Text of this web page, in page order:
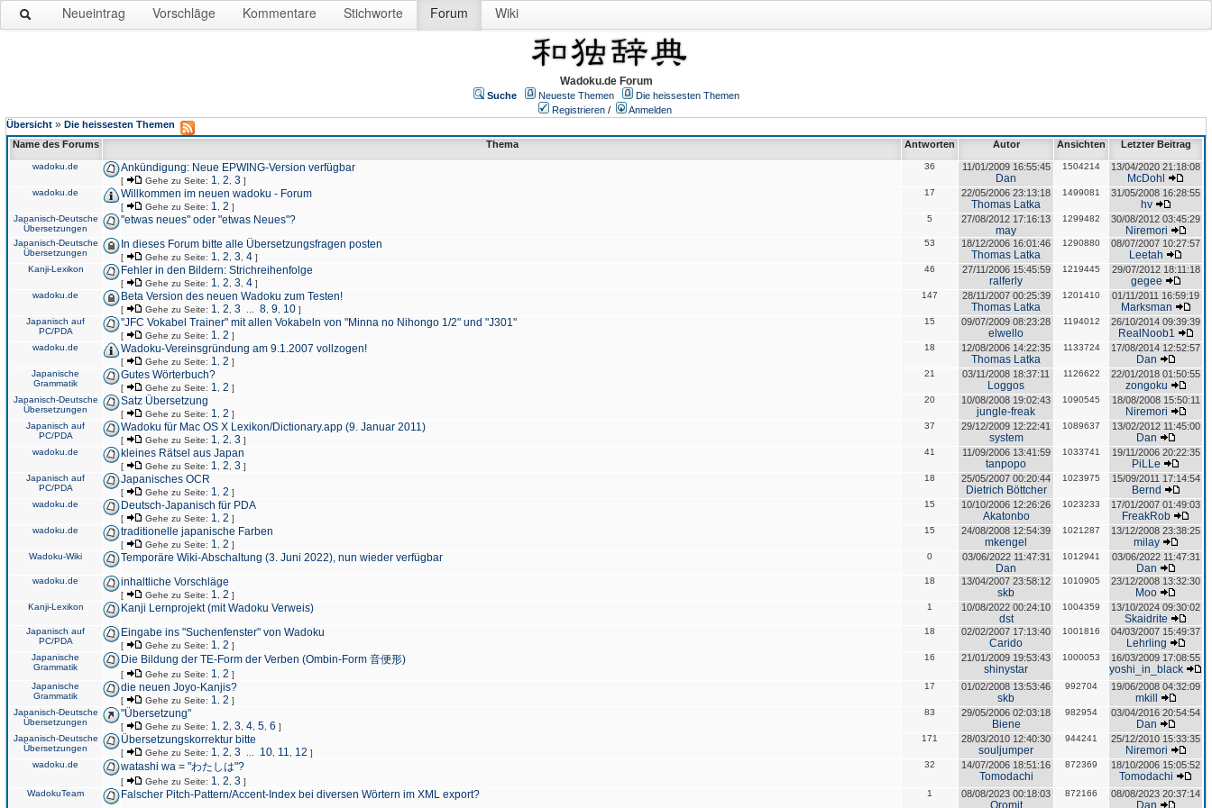
Neueintrag Vorschläge Kommentare Stichworte Forum Wiki
Wadoku.de Forum
Suche Neueste Themen
Die heissesten Themen
Registrieren /
Anmelden
Übersicht » Die heissesten Themen
Name des Forums
Thema Antworten Autor Ansichten Letzter Beitrag
wadoku.de Ankündigung: Neue EPWING-Version verfügbar
[ Gehe zu Seite: 1 2 3 ]
36 11/01/2009 16:55:45
Dan
1504214 13/04/2020 21:18:08
McDohl
wadoku.de Willkommen im neuen wadoku - Forum
[ Gehe zu Seite: 1 2 ]
17 22/05/2006 23:13:18
Thomas Latka
1499081 31/05/2008 16:28:55
hv
Japanisch-Deutsche
Übersetzungen
"etwas neues" oder "etwas Neues"? 5 27/08/2012 17:16:13
may
1299482 30/08/2012 03:45:29
Niremori
Japanisch-Deutsche
Übersetzungen
In dieses Forum bitte alle Übersetzungsfragen posten
[ Gehe zu Seite: 1 2 3 4 ]
53 18/12/2006 16:01:46
Thomas Latka
1290880 08/07/2007 10:27:57
Leetah
Kanji-Lexikon Fehler in den Bildern: Strichreihenfolge
[ Gehe zu Seite: 1 2 3 4 ]
46 27/11/2006 15:45:59
ralferly
1219445 29/07/2012 18:11:18
gegee
wadoku.de Beta Version des neuen Wadoku zum Testen!
[ Gehe zu Seite: 1 2 3 8 9 10 ]
147 28/11/2007 00:25:39
Thomas Latka
1201410 01/11/2011 16:59:19
Marksman
Japanisch auf
PC/PDA
"JFC Vokabel Trainer" mit allen Vokabeln von "Minna no Nihongo 1/2" und "J301"
[ Gehe zu Seite: 1 2 ]
15 09/07/2009 08:23:28
elwello
1194012 26/10/2014 09:39:39
RealNoob1
wadoku.de Wadoku-Vereinsgründung am 9.1.2007 vollzogen!
[ Gehe zu Seite: 1 2 ]
18 12/08/2006 14:22:35
Thomas Latka
1133724 17/08/2014 12:52:57
Dan
Japanische
Grammatik
Gutes Wörterbuch?
[ Gehe zu Seite: 1 2 ]
21 03/11/2008 18:37:11
Loggos
1126622 22/01/2018 01:50:55
zongoku
Japanisch-Deutsche
Übersetzungen
Satz Übersetzung
[ Gehe zu Seite: 1 2 ]
20 10/08/2008 19:02:43
jungle-freak
1090545 18/08/2008 15:50:11
Niremori
Japanisch auf
PC/PDA
Wadoku für Mac OS X Lexikon/Dictionary.app (9. Januar 2011)
[ Gehe zu Seite: 1 2 3 ]
37 29/12/2009 12:22:41
system
1089637 13/02/2012 11:45:00
Dan
wadoku.de kleines Rätsel aus Japan
[ Gehe zu Seite: 1 2 3 ]
41 11/09/2006 13:41:59
tanpopo
1033741 19/11/2006 20:22:35
PiLLe
Japanisch auf
PC/PDA
Japanisches OCR
[ Gehe zu Seite: 1 2 ]
18 25/05/2007 00:20:44
Dietrich Böttcher
1023975 15/09/2011 17:14:54
Bernd
wadoku.de Deutsch-Japanisch für PDA
[ Gehe zu Seite: 1 2 ]
15 10/10/2006 12:26:26
Akatonbo
1023233 17/01/2007 01:49:03
FreakRob
wadoku.de traditionelle japanische Farben
[ Gehe zu Seite: 1 2 ]
15 24/08/2008 12:54:39
mkengel
1021287 13/12/2008 23:38:25
milay
Wadoku-Wiki Temporäre Wiki-Abschaltung (3. Juni 2022), nun wieder verfügbar 0 03/06/2022 11:47:31
Dan
1012941 03/06/2022 11:47:31
Dan
wadoku.de inhaltliche Vorschläge
[ Gehe zu Seite: 1 2 ]
18 13/04/2007 23:58:12
skb
1010905 23/12/2008 13:32:30
Moo
Kanji-Lexikon Kanji Lernprojekt (mit Wadoku Verweis) 1 10/08/2022 00:24:10
dst
1004359 13/10/2024 09:30:02
Skaidrite
Japanisch auf
PC/PDA
Eingabe ins "Suchenfenster" von Wadoku
[ Gehe zu Seite: 1 2 ]
18 02/02/2007 17:13:40
Carido
1001816 04/03/2007 15:49:37
Lehrling
Japanische
Grammatik
Die Bildung der TE-Form der Verben (Ombin-Form 音便形)
[ Gehe zu Seite: 1 2 ]
16 21/01/2009 19:53:43
shinystar
1000053 16/03/2009 17:08:55
yoshi_in_black
Japanische
Grammatik
die neuen Joyo-Kanjis?
[ Gehe zu Seite: 1 2 ]
17 01/02/2008 13:53:46
skb
992704 19/06/2008 04:32:09
mkill
Japanisch-Deutsche
Übersetzungen
"Übersetzung"
[ Gehe zu Seite: 1 2 3 4 5 6 ]
83 29/05/2006 02:03:18
Biene
982954 03/04/2016 20:54:54
Dan
Japanisch-Deutsche
Übersetzungen
Übersetzungskorrektur bitte
[ Gehe zu Seite: 1 2 3 10 11 12 ]
171 28/03/2010 12:40:30
souljumper
944241 25/12/2010 15:33:35
Niremori
wadoku.de watashi wa = "わたしは"?
[ Gehe zu Seite: 1 2 3 ]
32 14/07/2006 18:51:16
Tomodachi
872369 18/10/2006 15:05:52
Tomodachi
WadokuTeam Falscher Pitch-Pattern/Accent-Index bei diversen Wörtern im XML export? 1 08/08/2023 00:18:03
Oromit
872166 08/08/2023 20:37:14
Dan